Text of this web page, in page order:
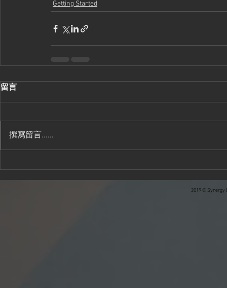
Getting Started
留言
撰寫留言......
2019 © Synergy